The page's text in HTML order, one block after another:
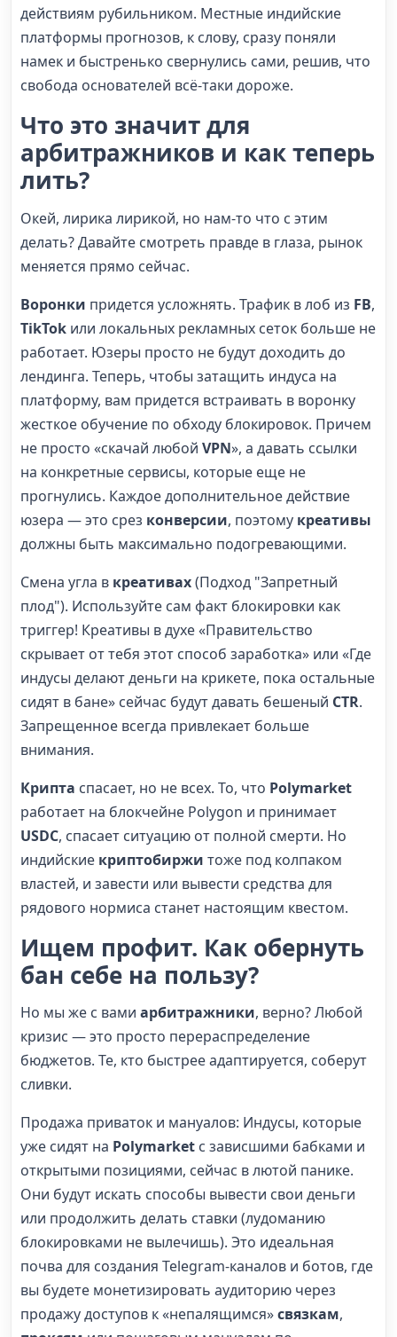
действиям рубильником. Местные индийские
платформы прогнозов, к слову, сразу поняли
намек и быстренько свернулись сами, решив, что
свобода основателей всё-таки дороже.
Что это значит для
арбитражников и как теперь
лить?
Окей, лирика лирикой, но нам-то что с этим
делать? Давайте смотреть правде в глаза, рынок
меняется прямо сейчас.
Воронки придется усложнять. Трафик в лоб из FB,
TikTok или локальных рекламных сеток больше не
работает. Юзеры просто не будут доходить до
лендинга. Теперь, чтобы затащить индуса на
платформу, вам придется встраивать в воронку
жесткое обучение по обходу блокировок. Причем
не просто «скачай любой VPN», а давать ссылки
на конкретные сервисы, которые еще не
прогнулись. Каждое дополнительное действие
юзера — это срез конверсии, поэтому креативы
должны быть максимально подогревающими.
Смена угла в креативах(Подход "Запретный
плод"). Используйте сам факт блокировки как
триггер! Креативы в духе «Правительство
скрывает от тебя этот способ заработка» или «Где
индусы делают деньги на крикете, пока остальные
сидят в бане» сейчас будут давать бешеный CTR.
Запрещенное всегда привлекает больше
внимания.
Крипта спасает, но не всех. То, что Polymarket
работает на блокчейне Polygon и принимает
USDC, спасает ситуацию от полной смерти. Но
индийские криптобиржи тоже под колпаком
властей, и завести или вывести средства для
рядового нормиса станет настоящим квестом.
Ищем профит. Как обернуть
бан себе на пользу?
Но мы же с вами арбитражники, верно? Любой
кризис — это просто перераспределение
бюджетов. Те, кто быстрее адаптируется, соберут
сливки.
Продажа приваток и мануалов: Индусы, которые
уже сидят на Polymarket с зависшими бабками и
открытыми позициями, сейчас в лютой панике.
Они будут искать способы вывести свои деньги
или продолжить делать ставки (лудоманию
блокировками не вылечишь). Это идеальная
почва для создания Telegram-каналов и ботов, где
вы будете монетизировать аудиторию через
продажу доступов к «непалящимся»связкам,